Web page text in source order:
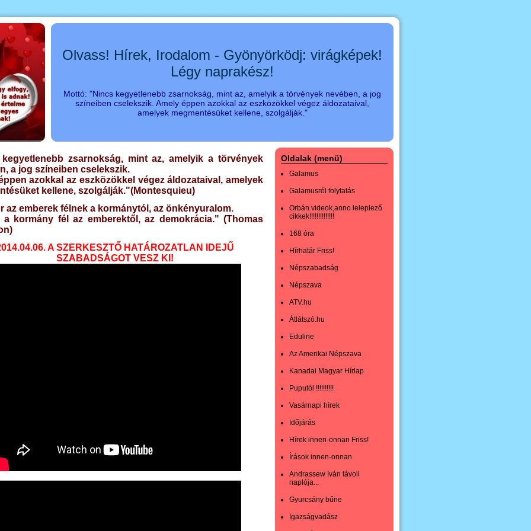
Olvass! Hírek, Irodalom - Gyönyörködj: virágképek!
Légy naprakész!
Mottó: "Nincs kegyetlenebb zsarnokság, mint az, amelyik a törvények nevében, a jog
színeiben cselekszik. Amely éppen azokkal az eszközökkel végez áldozataival,
amelyek megmentésüket kellene, szolgálják."
Oldalak (menü)
Galamus
Galamusról folytatás
Orbán videok,anno leleplező
cikkek!!!!!!!!!!!!!!
168 óra
Hírhatár Friss!
Népszabadság
Népszava
ATV.hu
Átlátszó.hu
Eduline
Az Amerikai Népszava
Kanadai Magyar Hírlap
Puputól !!!!!!!!!!
Vasárnapi hírek
Időjárás
Hírek innen-onnan Friss!
Írások innen-onnan
Andrassew Iván távoli
naplója...
Gyurcsány bűne
Igazságvadász
zsarnokság, mint az, amelyik a törvények
a jog színeiben cselekszik.
azokkal az eszközökkel végez áldozataival, amelyek
kellene, szolgálják."(Montesquieu)
az emberek félnek a kormánytól, az önkényuralom.
a kormány fél az emberektől, az demokrácia." (Thomas
A SZERKESZTŐ HATÁROZATLAN IDEJŰ
SZABADSÁGOT VESZ KI!